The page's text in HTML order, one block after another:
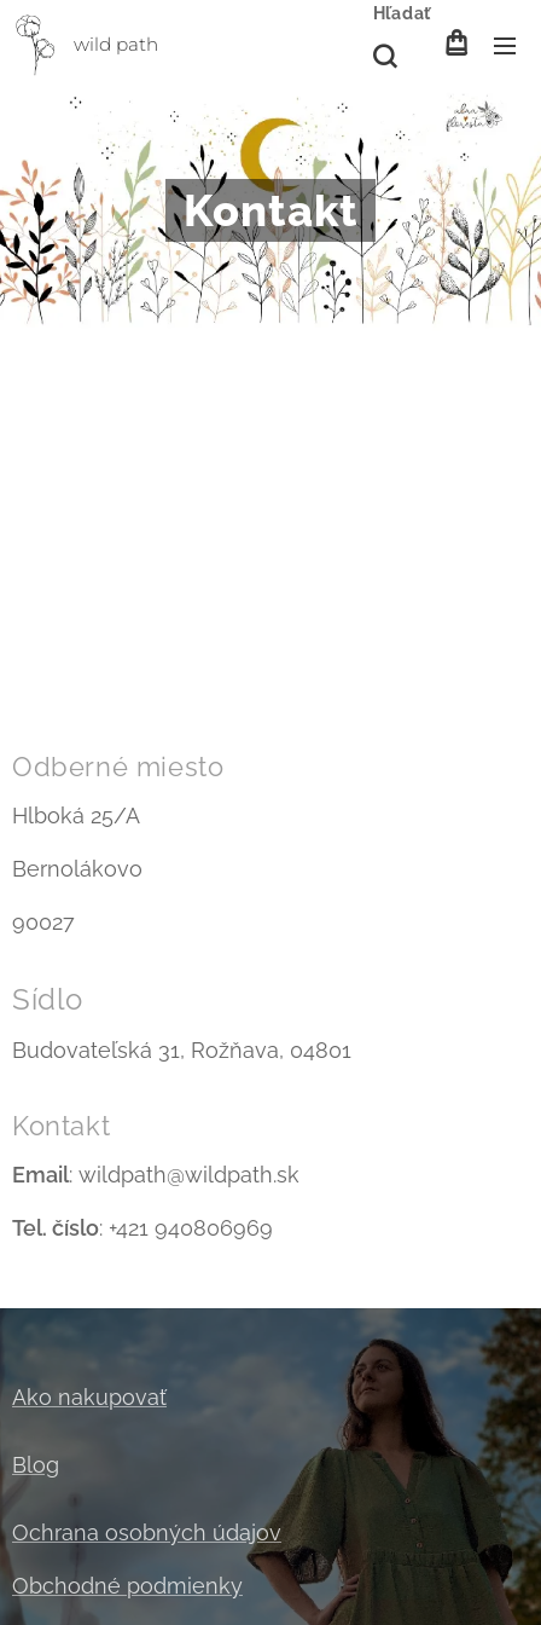
wild path
Hľadať
Kontakt
Odberné miesto
Hlboká 25/A
Bernolákovo
90027
Sídlo
Budovateľská 31, Rožňava, 04801
Kontakt
Email: wildpath@wildpath.sk
Tel. číslo: +421 940806969
Ako nakupovať
Blog
Ochrana osobných údajov
Obchodné podmienky